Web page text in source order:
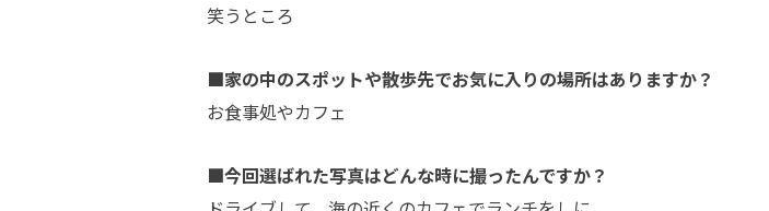
笑うところ
■家の中のスポットや散歩先でお気に入りの場所はありますか？
お食事処やカフェ
■今回選ばれた写真はどんな時に撮ったんですか？